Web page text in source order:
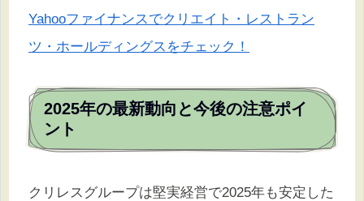
Yahooファイナンスでクリエイト・レストラン
ツ・ホールディングスをチェック！
2025年の最新動向と今後の注意ポイ
ント
クリレスグループは堅実経営で2025年も安定した